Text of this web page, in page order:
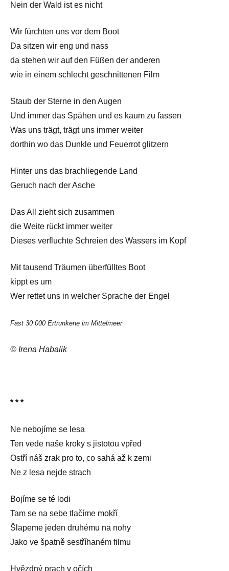
Nein der Wald ist es nicht
Wir fürchten uns vor dem Boot
Da sitzen wir eng und nass
da stehen wir auf den Füßen der anderen
wie in einem schlecht geschnittenen Film
Staub der Sterne in den Augen
Und immer das Spähen und es kaum zu fassen
Was uns trägt, trägt uns immer weiter
dorthin wo das Dunkle und Feuerrot glitzern
Hinter uns das brachliegende Land
Geruch nach der Asche
Das All zieht sich zusammen
die Weite rückt immer weiter
Dieses verfluchte Schreien des Wassers im Kopf
Mit tausend Träumen überfülltes Boot
kippt es um
Wer rettet uns in welcher Sprache der Engel
Fast 30 000 Ertrunkene im Mittelmeer
© Irena Habalik
* * *
Ne nebojíme se lesa
Ten vede naše kroky s jistotou vpřed
Ostří náš zrak pro to, co sahá až k zemi
Ne z lesa nejde strach
Bojíme se té lodi
Tam se na sebe tlačíme mokří
Šlapeme jeden druhému na nohy
Jako ve špatně sestříhaném filmu
Hvězdný prach v očích